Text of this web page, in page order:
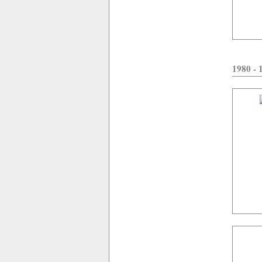
1980 -